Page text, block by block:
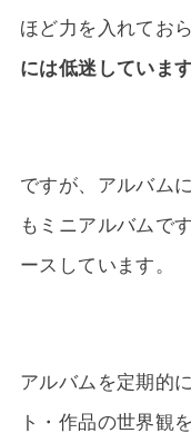
ほど力を入れておら
には低迷していま
ですが、アルバム
もミニアルバムで
ースしています。
アルバムを定期的
ト・作品の世界観